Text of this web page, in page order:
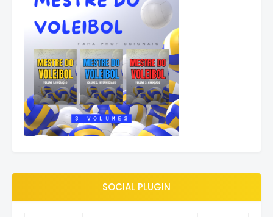
SOCIAL PLUGIN